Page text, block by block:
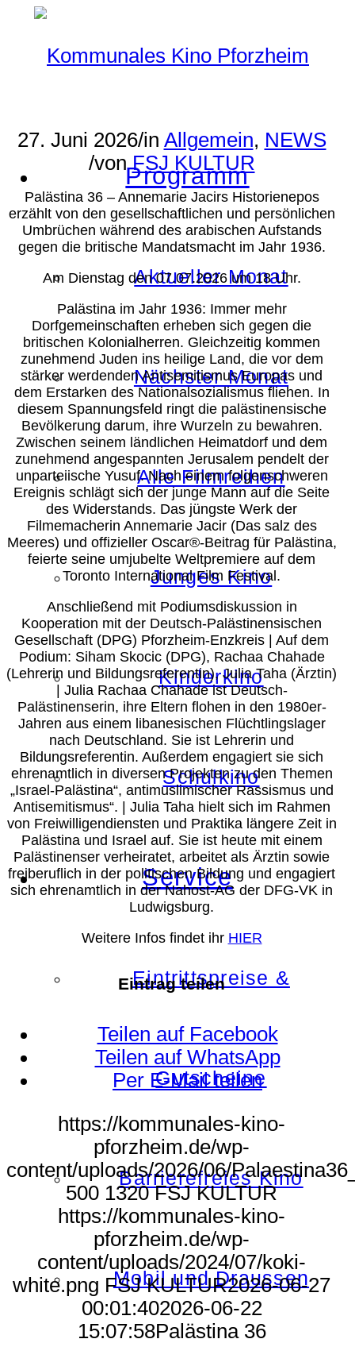
Programm
Aktueller Monat
Nächster Monat
Alle Filmreihen
Junges Kino
Kinderkino
Schulkino
Service
Eintrittspreise &
Gutscheine
Barrierefreies Kino
Mobil und Draussen
27. Juni 2026/in Allgemein, NEWS
/vonFSJ KULTUR
Palästina 36 – Annemarie Jacirs Historienepos
erzählt von den gesellschaftlichen und persönlichen
Umbrüchen während des arabischen Aufstands
gegen die britische Mandatsmacht im Jahr 1936.
Am Dienstag den 07.07.2026 um 18 Uhr.
Palästina im Jahr 1936: Immer mehr
Dorfgemeinschaften erheben sich gegen die
britischen Kolonialherren. Gleichzeitig kommen
zunehmend Juden ins heilige Land, die vor dem
stärker werdenden Antisemitismus Europas und
dem Erstarken des Nationalsozialismus fliehen. In
diesem Spannungsfeld ringt die palästinensische
Bevölkerung darum, ihre Wurzeln zu bewahren.
Zwischen seinem ländlichen Heimatdorf und dem
zunehmend angespannten Jerusalem pendelt der
unparteiische Yusuf. Nach einem folgenschweren
Ereignis schlägt sich der junge Mann auf die Seite
des Widerstands. Das jüngste Werk der
Filmemacherin Annemarie Jacir (Das salz des
Meeres) und offizieller Oscar®-Beitrag für Palästina,
feierte seine umjubelte Weltpremiere auf dem
Toronto International Film Festival.
Anschließend mit Podiumsdiskussion in
Kooperation mit der Deutsch-Palästinensischen
Gesellschaft (DPG) Pforzheim-Enzkreis | Auf dem
Podium: Siham Skocic (DPG), Rachaa Chahade
(Lehrerin und Bildungsreferentin), Julia Taha (Ärztin)
| Julia Rachaa Chahade ist Deutsch-
Palästinenserin, ihre Eltern flohen in den 1980er-
Jahren aus einem libanesischen Flüchtlingslager
nach Deutschland. Sie ist Lehrerin und
Bildungsreferentin. Außerdem engagiert sie sich
ehrenamtlich in diversen Projekten zu den Themen
„Israel-Palästina“, antimuslimischer Rassismus und
Antisemitismus“. | Julia Taha hielt sich im Rahmen
von Freiwilligendiensten und Praktika längere Zeit in
Palästina und Israel auf. Sie ist heute mit einem
Palästinenser verheiratet, arbeitet als Ärztin sowie
freiberuflich in der politischen Bildung und engagiert
sich ehrenamtlich in der Nahost-AG der DFG-VK in
Ludwigsburg.
Weitere Infos findet ihr HIER
Eintrag teilen
Teilen auf Facebook
Teilen auf WhatsApp
Per E-Mail teilen
https://kommunales-kino-
pforzheim.de/wp-
content/uploads/2026/06/
500 1320 FSJ KULTUR
https://kommunales-kino-
pforzheim.de/wp-
content/uploads/2024/07/koki-
white.png FSJ KULTUR2026-06-27
00:01:402026-06-22
15:07:58Palästina 36